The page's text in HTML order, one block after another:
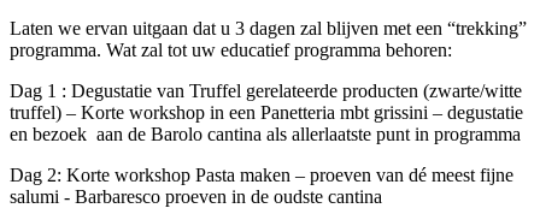
Laten we ervan uitgaan dat u 3 dagen zal blijven met een “trekking”
programma. Wat zal tot uw educatief programma behoren:
Dag 1 : Degustatie van Truffel gerelateerde producten (zwarte/witte
truffel) – Korte workshop in een Panetteria mbt grissini – degustatie
en bezoek aan de Barolo cantina als allerlaatste punt in programma
Dag 2: Korte workshop Pasta maken – proeven van dé meest fijne
salumi - Barbaresco proeven in de oudste cantina